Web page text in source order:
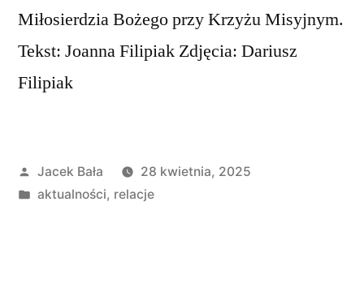
Miłosierdzia Bożego przy Krzyżu Misyjnym.
Tekst: Joanna Filipiak Zdjęcia: Dariusz
Filipiak
Opublikowane
przez
Jacek Bała
28 kwietnia, 2025
Opublikowano
aktualności, relacje